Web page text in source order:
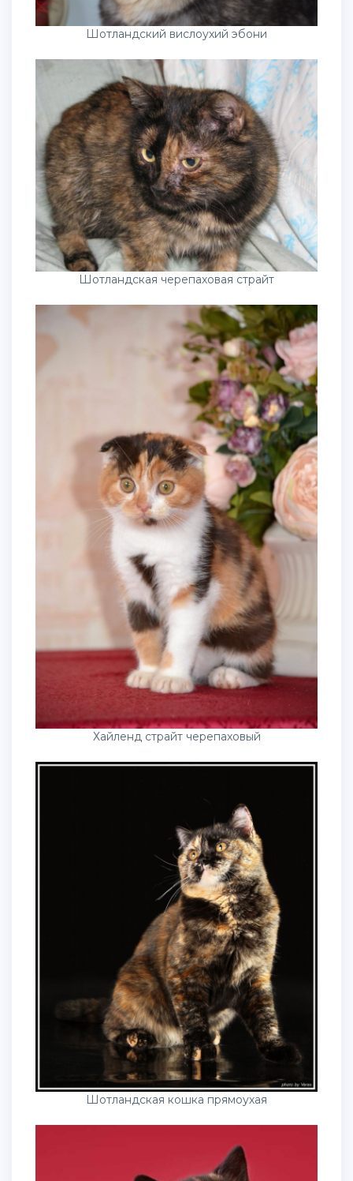
Шотландский вислоухий эбони
Шотландская черепаховая страйт
Хайленд страйт черепаховый
Шотландская кошка прямоухая